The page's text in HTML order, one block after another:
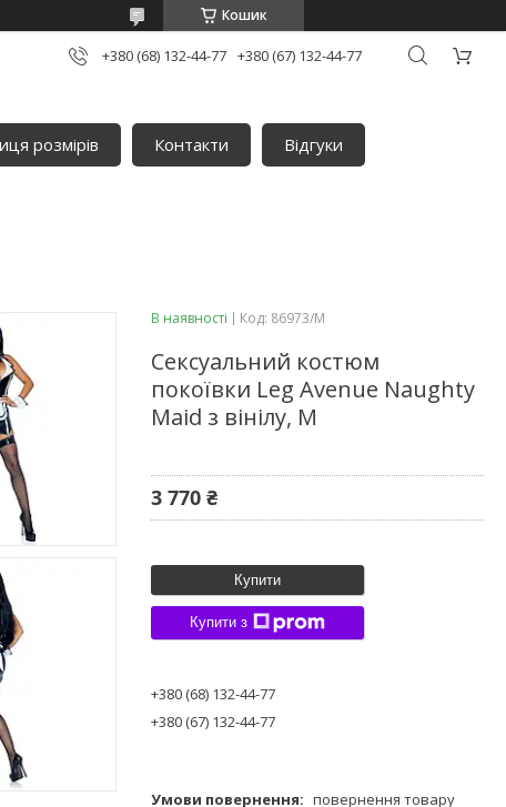
Кошик
+380 (68) 132-44-77 +380 (67) 132-44-77
розмірів Контакти
Відгуки
В наявності Код: 86973/M
Сексуальний костюм
покоївки Leg Avenue Naughty
Maid з вінілу, M
3 770 ₴
Купити
Купити з
+380 (68) 132-44-77
+380 (67) 132-44-77
повернення товару